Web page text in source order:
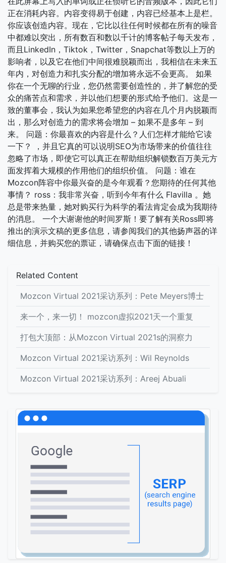
正在消耗内容。内容变得易于创建，内容已经基本上是栏。
你应该创造内容。现在，它比以往任何时候都在所有的噪音
中都难以突出，所有数百和数以千计的博客帖子每天发布，
而且LinkedIn，Tiktok，Twitter，Snapchat等数以上万的
影响者，以及它在他们中间很难脱颖而出，我相信在未来五
年内，对创造力和扎实分配的增加将永远不会更高。 如果
你在一个无聊的行业，您仍然需要创造性的，并了解您的受
众的痛苦点和需求，并以他们想要的形式给予他们。这是一
致的董事会，我认为如果您希望您的内容在几个月内脱颖而
出，那么对创造力的需求将会增加 – 如果不是多年 – 到
来。 问题：你最喜欢的内容是什么？人们怎样才能给它读
一下？ ，并且它真的可以说明SEO为市场带来的价值往往
忽略了市场，即使它可以真正在帮助组织解锁数百万美元方
面发挥着大规模的作用他们的组织价值。 问题：谁在
Mozcon阵容中你最兴奋的是今年观看？您期待的任何其他
事情？ ross：我非常兴奋，听到今年有什么 Flavilla 。她
总是带来热量，她对购买行为科学的看法肯定会成为我期待
的消息。 一个大谢谢他的时间罗斯！要了解有关Ross即将
推出的演示文稿的更多信息，请参阅我们的其他扬声器的详
细信息，并购买您的票证，请确保点击下面的链接！
Related Content
Mozcon Virtual 2021采访系列：Pete Meyers博士
来一个，来一切！ mozcon虚拟2021天一个重复
打包大顶部：从Mozcon Virtual 2021s的洞察力
Mozcon Virtual 2021采访系列：Wil Reynolds
Mozcon Virtual 2021采访系列：Areej Abuali